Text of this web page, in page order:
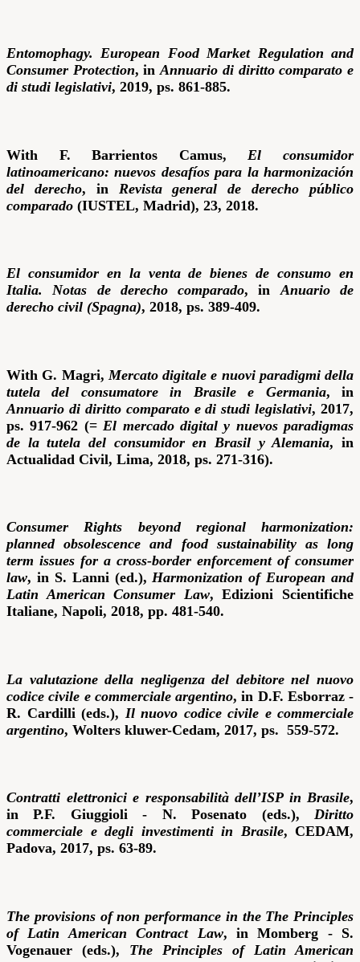
Entomophagy. European Food Market Regulation and
Consumer Protection, inAnnuario di diritto comparato e
di studi legislativi, 2019, ps. 861-885.
With F. Barrientos Camus, El consumidor
latinoamericano: nuevos desafíos para la harmonización
del derecho, in Revista general de derecho público
comparado (IUSTEL, Madrid), 23, 2018.
El consumidor en la venta de bienes de consumo en
Italia. Notas de derecho comparado, inAnuario de
derecho civil (Spagna), 2018, ps. 389-409.
With G. Magri, Mercato digitale e nuovi paradigmi della
tutela del consumatore in Brasile e Germania, in
Annuario di diritto comparato e di studi legislativi, 2017,
ps. 917-962 (= El mercado digital y nuevos paradigmas
de la tutela del consumidor en Brasil y Alemania, in
Actualidad Civil, Lima, 2018, ps. 271-316).
Consumer Rights beyond regional harmonization:
planned obsolescence and food sustainability as long
term issues for a cross-border enforcement of consumer
law, in S. Lanni (ed.),Harmonization of European and
Latin American Consumer Law, Edizioni Scientifiche
Italiane, Napoli, 2018, pp. 481-540.
La valutazione della negligenza del debitore nel nuovo
codice civile e commerciale argentino, in D.F. Esborraz -
R. Cardilli (eds.), Il nuovo codice civile e commerciale
argentino, Wolters kluwer-Cedam, 2017, ps. 559-572.
Contratti elettronici e responsabilità dell’ISP in Brasile,
inP.F. Giuggioli - N. Posenato (eds.),Diritto
commerciale e degli investimenti in Brasile, CEDAM,
Padova, 2017, ps. 63-89.
The provisions of non performance in the The Principles
of Latin American
Contract Law, inMomberg - S.
Vogenauer (eds.), The Principles of Latin American